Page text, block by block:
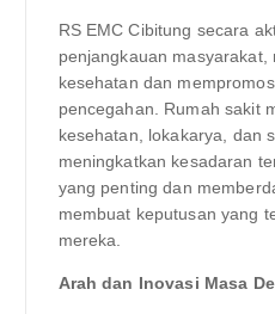
RS EMC Cibitung secara
penjangkauan
kesehatan dan
pencegahan. Rumah sakit
kesehatan, lokakarya, dan
meningkatkan kesadaran
yang penting dan
membuat keputusan yang
mereka.
Arah dan Inovasi Masa